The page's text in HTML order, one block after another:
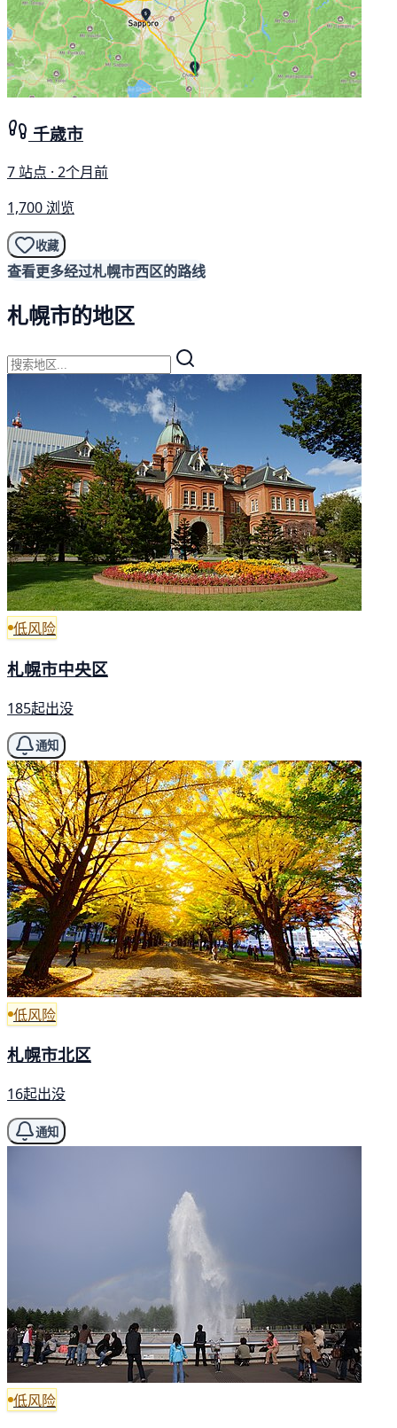
千歳市
7 站点 · 2个月前
1,700 浏览
收藏
查看更多经过札幌市西区的路线
札幌市的地区
低风险
札幌市中央区
185起出没
通知
低风险
札幌市北区
16起出没
通知
低风险